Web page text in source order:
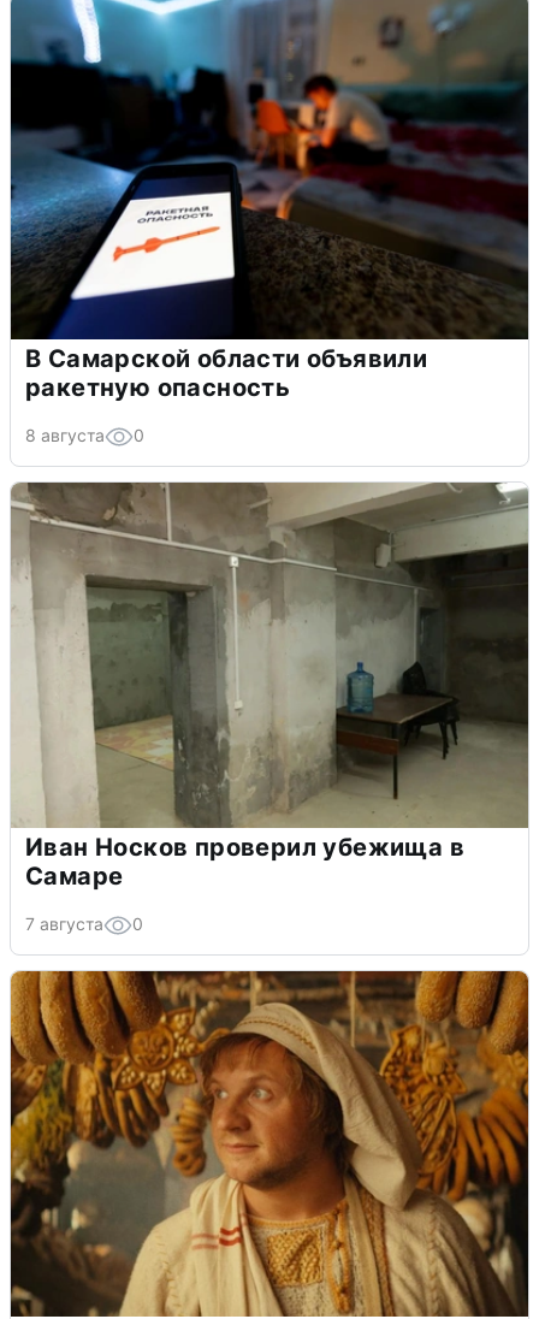
В Самарской области объявили
ракетную опасность
8 августа 0
Иван Носков проверил убежища в
Самаре
7 августа 0